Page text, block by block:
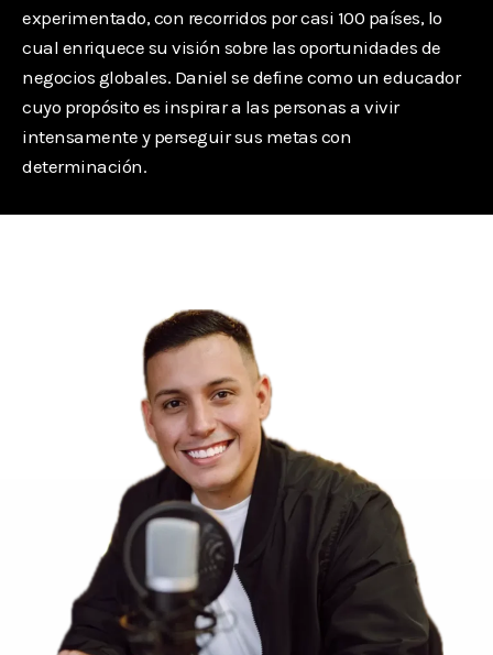
experimentado, con recorridos por casi 100 países, lo
cual enriquece su visión sobre las oportunidades de
negocios globales. Daniel se define como un educador
cuyo propósito es inspirar a las personas a vivir
intensamente y perseguir sus metas con
determinación.